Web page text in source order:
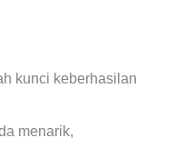
kunci keberhasilan
menarik,